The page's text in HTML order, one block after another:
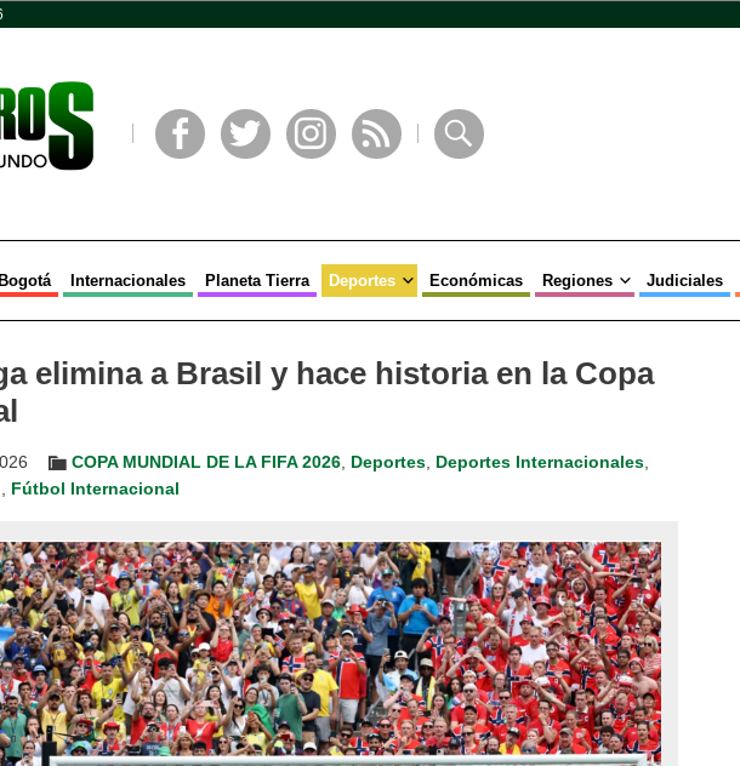
Bogotá Internacionales Planeta Tierra Deportes Económicas Regiones Judiciales
elimina a Brasil y hace historia en la Copa
COPA MUNDIAL DE LA FIFA 2026 Deportes Deportes Internacionales
, Fútbol Internacional